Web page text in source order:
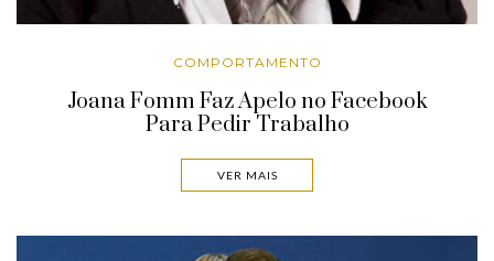
COMPORTAMENTO
Joana Fomm Faz Apelo no Facebook
Para Pedir Trabalho
VER MAIS